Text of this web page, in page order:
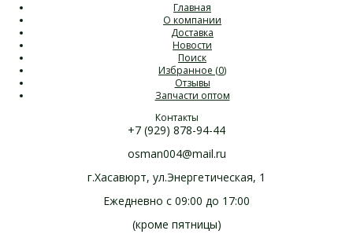
Главная
О компании
Доставка
Новости
Поиск
Избранное (0)
Отзывы
Запчасти оптом
Контакты
+7 (929) 878-94-44
osman004@mail.ru
г.Хасавюрт, ул.Энергетическая, 1
Ежедневно с 09:00 до 17:00
(кроме пятницы)